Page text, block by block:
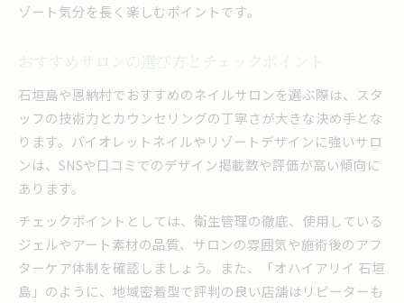
ゾート気分を長く楽しむポイントです。
おすすめサロンの選び方とチェックポイント
石垣島や恩納村でおすすめのネイルサロンを選ぶ際は、スタ
ッフの技術力とカウンセリングの丁寧さが大きな決め手とな
ります。バイオレットネイルやリゾートデザインに強いサロ
ンは、SNSや口コミでのデザイン掲載数や評価が高い傾向に
あります。
チェックポイントとしては、衛生管理の徹底、使用している
ジェルやアート素材の品質、サロンの雰囲気や施術後のアフ
ターケア体制を確認しましょう。また、「オハイアリイ 石垣
島」のように、地域密着型で評判の良い店舗はリピーターも